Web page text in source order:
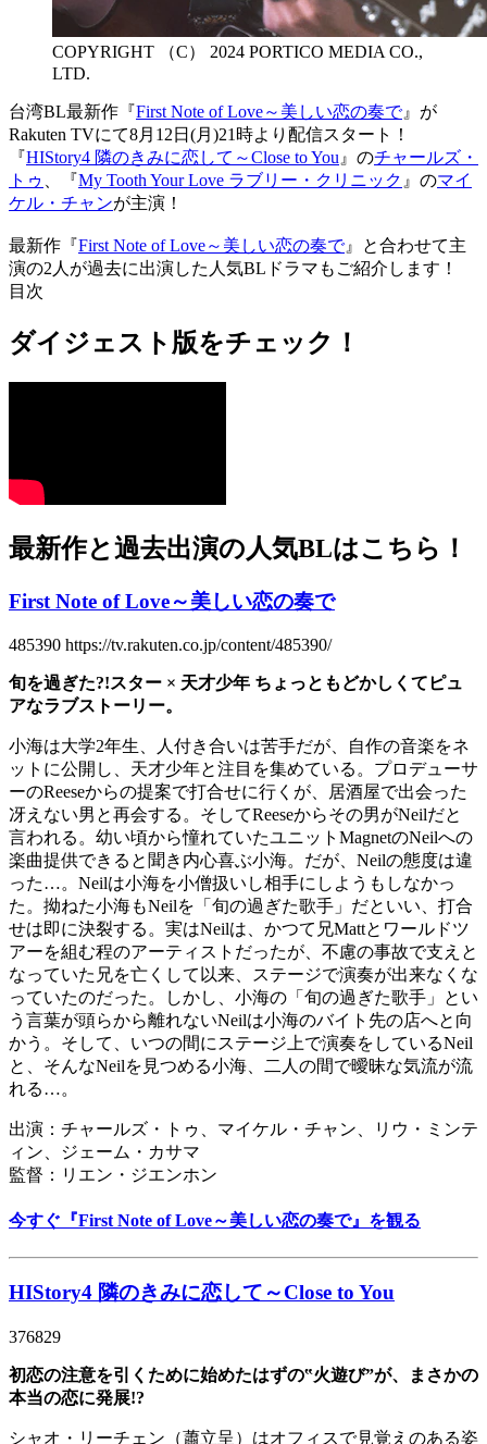
COPYRIGHT （C） 2024 PORTICO MEDIA CO.,
LTD.
台湾BL最新作『First Note of Love～美しい恋の奏で』が
Rakuten TVにて8月12日(月)21時より配信スタート！
『HIStory4 隣のきみに恋して～Close to You 』のチャールズ・
トゥ
、『My Tooth Your Love ラブリー・クリニック 』のマイ
ケル・チャンが主演！
最新作『First Note of Love～美しい恋の奏で』と合わせて主
演の2人が過去に出演した人気BLドラマもご紹介します！
目次
ダイジェスト版をチェック！
最新作と過去出演の人気BLはこちら！
First Note of Love～美しい恋の奏で
485390 https://tv.rakuten.co.jp/content/485390/
旬を過ぎた?!スター × 天才少年 ちょっともどかしくてピュ
アなラブストーリー。
小海は大学2年生、人付き合いは苦手だが、自作の音楽をネ
ットに公開し、天才少年と注目を集めている。プロデューサ
ーのReeseからの提案で打合せに行くが、居酒屋で出会った
冴えない男と再会する。そしてReeseからその男がNeilだと
言われる。幼い頃から憧れていたユニットMagnetのNeilへの
楽曲提供できると聞き内心喜ぶ小海。だが、Neilの態度は違
った…。Neilは小海を小僧扱いし相手にしようもしなかっ
た。拗ねた小海もNeilを「旬の過ぎた歌手」だといい、打合
せは即に決裂する。実はNeilは、かつて兄Mattとワールドツ
アーを組む程のアーティストだったが、不慮の事故で支えと
なっていた兄を亡くして以来、ステージで演奏が出来なくな
っていたのだった。しかし、小海の「旬の過ぎた歌手」とい
う言葉が頭らから離れないNeilは小海のバイト先の店へと向
かう。そして、いつの間にステージ上で演奏をしているNeil
と、そんなNeilを見つめる小海、二人の間で曖昧な気流が流
れる…。
出演：チャールズ・トゥ、マイケル・チャン、リウ・ミンテ
ィン、ジェーム・カサマ
監督：リエン・ジエンホン
今すぐ『First Note of Love～美しい恋の奏で』を観る
HIStory4 隣のきみに恋して～Close to You
376829
初恋の注意を引くために始めたはずの‟火遊び”が、まさかの
本当の恋に発展!?
シャオ・リーチェン（蕭立呈）はオフィスで見覚えのある姿